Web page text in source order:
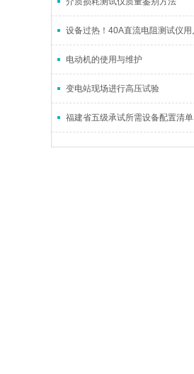
电动机的使用与维护
变电站现场进行高压试验
福建省五级承试所需设备配置清单